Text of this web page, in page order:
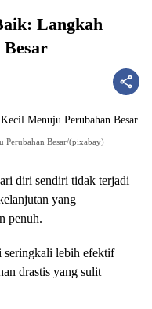
Langkah
Perubahan Besar/(pixabay)
diri sendiri tidak terjadi
yang
penuh.
seringkali lebih efektif
drastis yang sulit